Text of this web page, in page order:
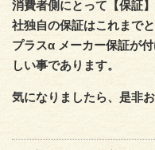
消費者側にとって【保証
社独自の保証はこれまで
プラスα メーカー保証が
しい事であります。
気になりましたら、是非